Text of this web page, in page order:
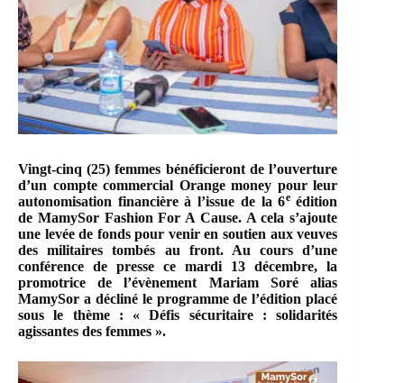
Vingt-cinq (25) femmes bénéficieront de l’ouverture
d’un compte commercial Orange money pour leur
autonomisation financière à l’issue de la 6eédition
de MamySor Fashion For A Cause. A cela s’ajoute
une levée de fonds pour venir en soutien aux veuves
des militaires tombés au front. Au cours d’une
conférence de presse ce mardi 13 décembre, la
promotrice de l’évènement Mariam Soré alias
MamySor a décliné le programme de l’édition placé
sous le thème : « Défis sécuritaire : solidarités
agissantes des femmes ».